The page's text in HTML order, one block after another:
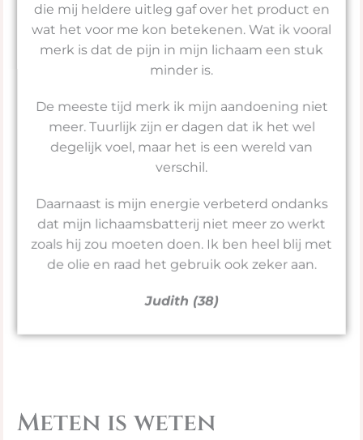
die mij heldere uitleg gaf over het product en
wat het voor me kon betekenen. Wat ik vooral
merk is dat de pijn in mijn lichaam een stuk
minder is.
De meeste tijd merk ik mijn aandoening niet
meer. Tuurlijk zijn er dagen dat ik het wel
degelijk voel, maar het is een wereld van
verschil.
Daarnaast is mijn energie verbeterd ondanks
dat mijn lichaamsbatterij niet meer zo werkt
zoals hij zou moeten doen. Ik ben heel blij met
de olie en raad het gebruik ook zeker aan.
Judith (38)
Meten is weten